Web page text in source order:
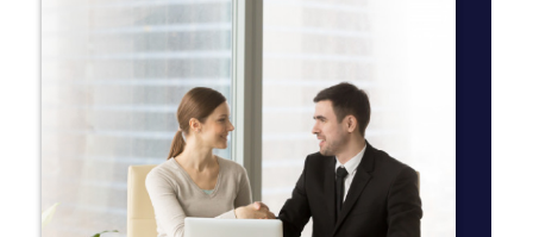
Lectures, group activities, case studies and practical support
Mix of written assessment, report, role play and presentation